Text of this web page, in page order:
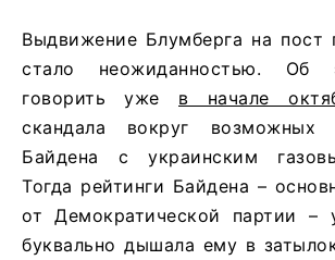
Выдвижение Блумберга на пост
стало неожиданностью. Об
говорить уже в начале
скандала вокруг возможных
Байдена с украинским
Тогда рейтинги Байдена –
от Демократической партии –
буквально дышала ему в